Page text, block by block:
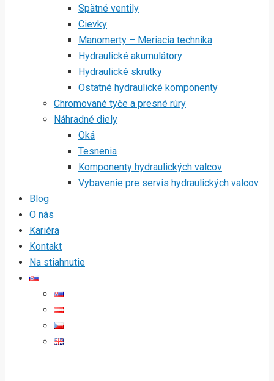
Spätné ventily
Cievky
Manomerty – Meriacia technika
Hydraulické akumulátory
Hydraulické skrutky
Ostatné hydraulické komponenty
Chromované tyče a presné rúry
Náhradné diely
Oká
Tesnenia
Komponenty hydraulických valcov
Vybavenie pre servis hydraulických valcov
Blog
O nás
Kariéra
Kontakt
Na stiahnutie